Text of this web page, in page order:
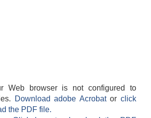
Web browser is not configured to
Download adobe Acrobatorclick
the PDF file.